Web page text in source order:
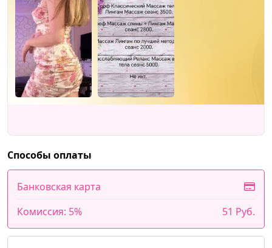
Способы оплаты
Банковская карта
Комиссия: 5%
51 Руб.